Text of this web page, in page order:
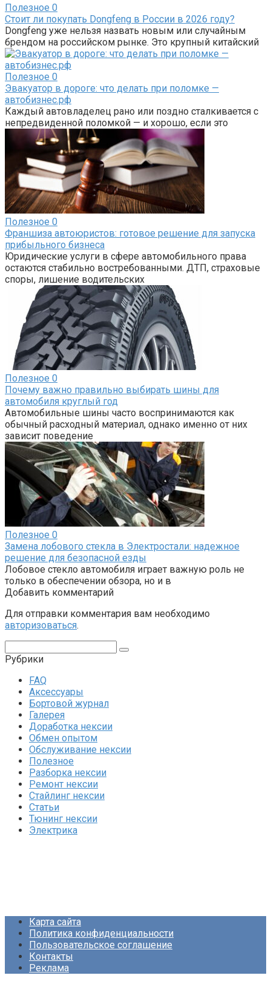
Полезное 0
Стоит ли покупать Dongfeng в России в 2026 году?
Dongfeng уже нельзя назвать новым или случайным
брендом на российском рынке. Это крупный китайский
Полезное 0
Эвакуатор в дороге: что делать при поломке —
автобизнес.рф
Каждый автовладелец рано или поздно сталкивается с
непредвиденной поломкой — и хорошо, если это
Полезное 0
Франшиза автоюристов: готовое решение для запуска
прибыльного бизнеса
Юридические услуги в сфере автомобильного права
остаются стабильно востребованными. ДТП, страховые
споры, лишение водительских
Полезное 0
Почему важно правильно выбирать шины для
автомобиля круглый год
Автомобильные шины часто воспринимаются как
обычный расходный материал, однако именно от них
зависит поведение
Полезное 0
Замена лобового стекла в Электростали: надежное
решение для безопасной езды
Лобовое стекло автомобиля играет важную роль не
только в обеспечении обзора, но и в
Добавить комментарий
Для отправки комментария вам необходимо
авторизоваться.
Рубрики
FAQ
Аксессуары
Бортовой журнал
Галерея
Доработка нексии
Обмен опытом
Обслуживание нексии
Полезное
Разборка нексии
Ремонт нексии
Стайлинг нексии
Статьи
Тюнинг нексии
Электрика
Карта сайта
Политика конфиденциальности
Пользовательское соглашение
Контакты
Реклама